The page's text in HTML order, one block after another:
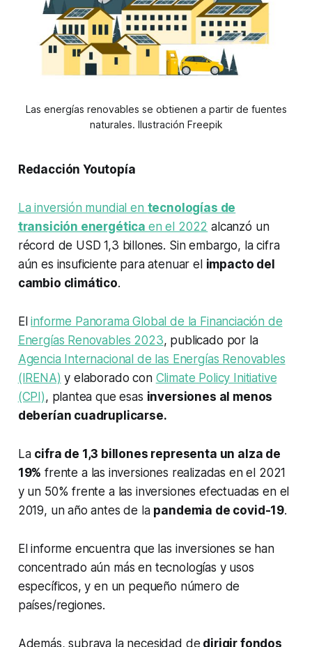
Las energías renovables se obtienen a partir de fuentes
naturales. Ilustración Freepik
Redacción Youtopía
La inversión mundial en tecnologías de
transición energética en el 2022 alcanzó un
récord de USD 1,3 billones. Sin embargo, la cifra
aún es insuficiente para atenuar el impacto del
cambio climático.
Elinforme Panorama Global de la Financiación de
Energías Renovables 2023, publicado por la
Agencia Internacional de las Energías Renovables
(IRENA) y elaborado con Climate Policy Initiative
(CPI), plantea que esas inversiones al menos
deberían cuadruplicarse.
La cifra de 1,3 billones representa un alza de
19% frente a las inversiones realizadas en el 2021
y un 50% frente a las inversiones efectuadas en el
2019, un año antes de la pandemia de covid-19.
El informe encuentra que las inversiones se han
concentrado aún más en tecnologías y usos
específicos, y en un pequeño número de
países/regiones.
Además, subraya la necesidad de dirigir fondos